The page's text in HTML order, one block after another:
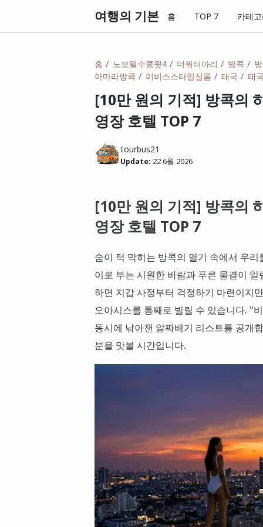
여행의 기본 홈 TOP 7 카테
홈 노보텔수쿰윗4 더쿼터아리 방콕
아마라방콕
이비스스타일실롬 태국 태
[10만 원의 기적] 방콕의
영장 호텔 TOP 7
tourbus21
Update: 22 6월 2026
[10만 원의 기적] 방콕의
영장 호텔 TOP 7
숨이 턱 막히는 방콕의 열기 속에서 우
이로 부는 시원한 바람과 푸른 물결이
하면 지갑 사정부터 걱정하기 마련이지
오아시스를 통째로 빌릴 수 있습니다. "
동시에 낚아챈 알짜배기 리스트를 공개
분을 맛볼 시간입니다.